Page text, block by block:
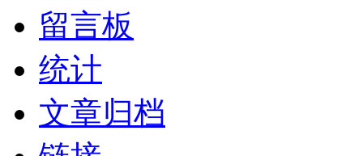
留言板
统计
文章归档